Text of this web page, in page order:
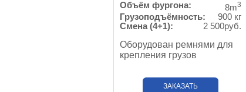
Объём фургона: 8m3
Грузоподъёмность:
900 кг
Смена (4+1):
2 500руб.
Оборудован ремнями для
крепления грузов
ЗАКАЗАТЬ